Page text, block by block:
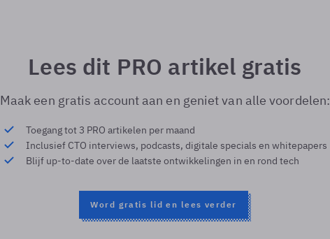
Lees dit PRO artikel gratis
Maak een gratis account aan en geniet van alle voordelen:
Toegang tot 3 PRO artikelen per maand
Inclusief CTO interviews, podcasts, digitale specials en whitepapers
Blijf up-to-date over de laatste ontwikkelingen in en rond tech
Word gratis lid en lees verder